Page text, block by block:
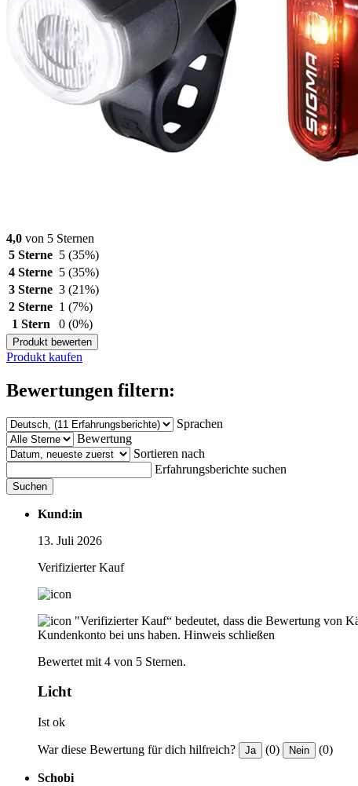
4,0 von 5 Sternen
5 Sterne 5 (35%)
4 Sterne 5 (35%)
3 Sterne 3 (21%)
2 Sterne 1 (7%)
1 Stern
0 (0%)
Produkt bewerten
Produkt kaufen
Bewertungen filtern:
Sprachen
Bewertung
Sortieren nach
Erfahrungsberichte suchen
Suchen
Kund:in
13. Juli 2026
Verifizierter Kauf
"Verifizierter Kauf“ bedeutet, dass die Bewertung von
Kundenkonto bei uns haben. Hinweis schließen
Bewertet mit 4 von 5 Sternen.
Licht
Ist ok
War diese Bewertung für dich hilfreich? Ja (0) Nein (0)
Schobi